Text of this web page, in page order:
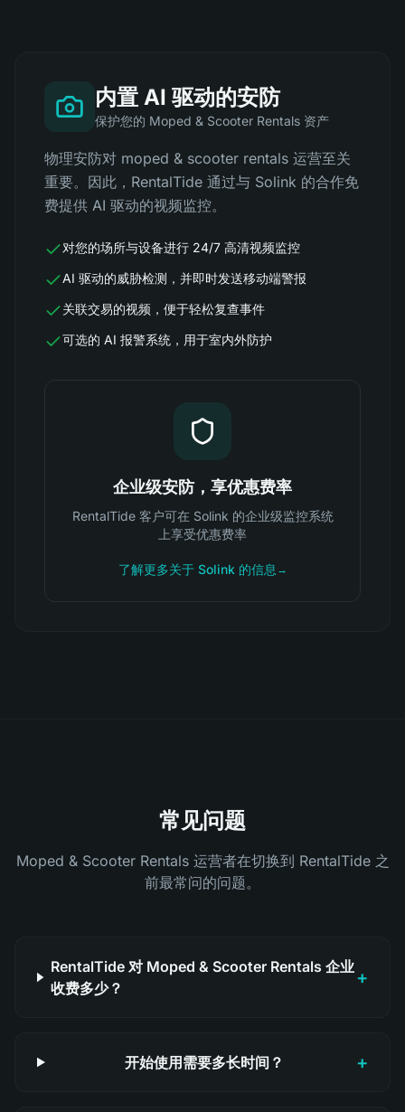
内置 AI 驱动的安防
保护您的 Moped & Scooter Rentals 资产
物理安防对 moped & scooter rentals 运营至关
重要。因此，RentalTide 通过与 Solink 的合作免
费提供 AI 驱动的视频监控。
对您的场所与设备进行 24/7 高清视频监控
AI 驱动的威胁检测，并即时发送移动端警报
关联交易的视频，便于轻松复查事件
可选的 AI 报警系统，用于室内外防护
企业级安防，享优惠费率
RentalTide 客户可在 Solink 的企业级监控系统
上享受优惠费率
了解更多关于 Solink 的信息 →
常见问题
Moped & Scooter Rentals 运营者在切换到 RentalTide 之
前最常问的问题。
RentalTide 对 Moped & Scooter Rentals 企业
收费多少？
+
开始使用需要多长时间？ +